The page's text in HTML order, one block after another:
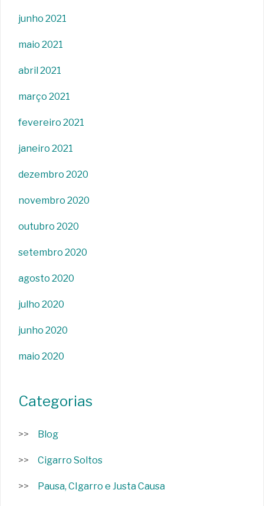
junho 2021
maio 2021
abril 2021
março 2021
fevereiro 2021
janeiro 2021
dezembro 2020
novembro 2020
outubro 2020
setembro 2020
agosto 2020
julho 2020
junho 2020
maio 2020
Categorias
Blog
Cigarro Soltos
Pausa, CIgarro e Justa Causa